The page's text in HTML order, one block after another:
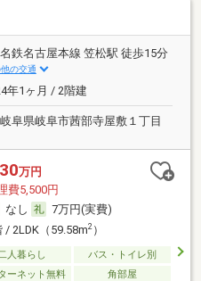
名鉄名古屋本線 笠松駅 徒歩15分
の交通
年1ヶ月 / 2階建
岐阜県岐阜市茜部寺屋敷１丁目
万円
費5,500円
なし
7万円(実費)
/ 2LDK（59.58m2）
人暮らし
バス・トイレ別
ーネット無料 角部屋